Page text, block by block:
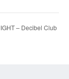
– Decibel Club